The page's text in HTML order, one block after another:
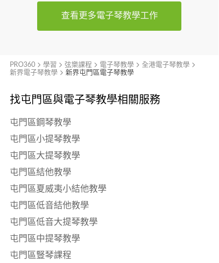
查看更多電子琴教學工作
找屯門區與電子琴教學相關服務
屯門區鋼琴教學
屯門區小提琴教學
屯門區大提琴教學
屯門區結他教學
屯門區夏威夷小結他教學
屯門區低音結他教學
屯門區低音大提琴教學
屯門區中提琴教學
屯門區豎琴課程
PRO360 學習 弦樂課程 電子琴教學
全港電子琴教學
新界電子琴教學
新界屯門區電子琴教學